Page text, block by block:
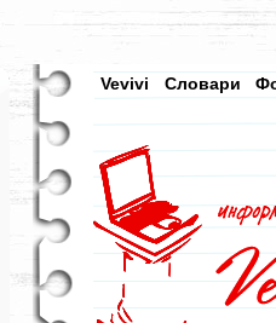
Vevivi Словари